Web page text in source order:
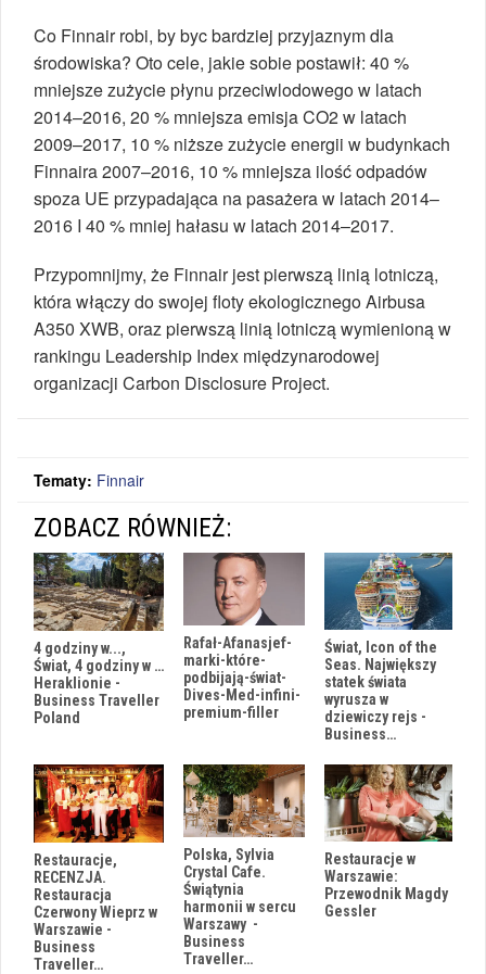
Co Finnair robi, by byc bardziej przyjaznym dla
środowiska? Oto cele, jakie sobie postawił: 40 %
mniejsze zużycie płynu przeciwlodowego w latach
2014–2016, 20 % mniejsza emisja CO2 w latach
2009–2017, 10 % niższe zużycie energii w budynkach
Finnaira 2007–2016, 10 % mniejsza ilość odpadów
spoza UE przypadająca na pasażera w latach 2014–
2016 I 40 % mniej hałasu w latach 2014–2017.
Przypomnijmy, że Finnair jest pierwszą linią lotniczą,
która włączy do swojej floty ekologicznego Airbusa
A350 XWB, oraz pierwszą linią lotniczą wymienioną w
rankingu Leadership Index międzynarodowej
organizacji Carbon Disclosure Project.
Tematy: Finnair
ZOBACZ RÓWNIEŻ:
4 godziny w...,
Świat, 4 godziny w …
Heraklionie -
Business Traveller
Poland
Rafał-Afanasjef-
marki-które-
podbijają-świat-
Dives-Med-infini-
premium-filler
Świat, Icon of the
Seas. Największy
statek świata
wyrusza w
dziewiczy rejs -
Business…
Restauracje,
RECENZJA.
Restauracja
Czerwony Wieprz w
Warszawie -
Business
Traveller…
Polska, Sylvia
Crystal Cafe.
Świątynia
harmonii w sercu
Warszawy -
Business
Traveller…
Restauracje w
Warszawie:
Przewodnik Magdy
Gessler